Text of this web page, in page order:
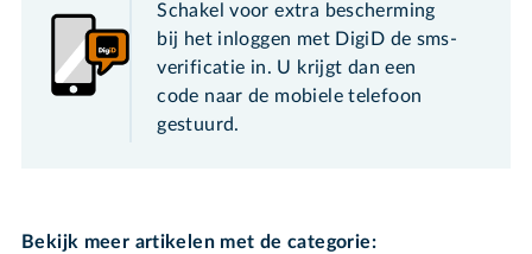
Schakel voor extra bescherming
bij het inloggen met DigiD de sms-
verificatie in. U krijgt dan een
code naar de mobiele telefoon
gestuurd.
Bekijk meer artikelen met de categorie: